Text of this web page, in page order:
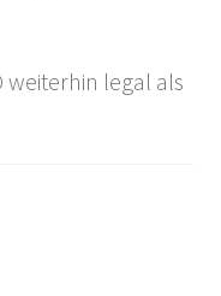
weiterhin legal als